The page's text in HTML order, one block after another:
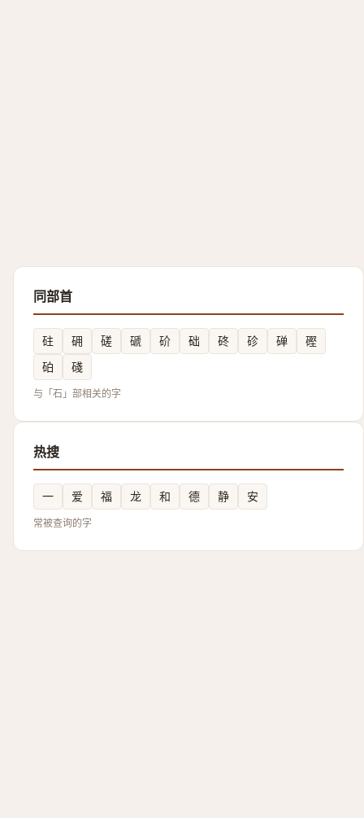
同部首
砫 砽 磋 磃 砎 础 䂢 䂦 䃅
䃘
砶
碊
与「石」部相关的字
热搜
一 爱 福 龙 和 德 静 安
常被查询的字